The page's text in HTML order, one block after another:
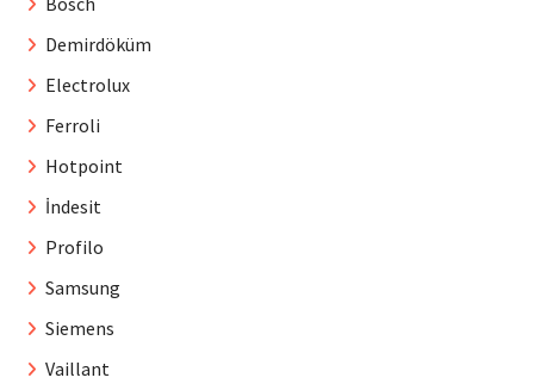
Demirdöküm
Electrolux
Ferroli
Hotpoint
İndesit
Profilo
Samsung
Siemens
Vaillant